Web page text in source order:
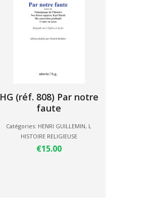
HG (réf. 808) Par notre
faute
Catégories: HENRI GUILLEMIN, L
HISTOIRE RELIGIEUSE
€15.00